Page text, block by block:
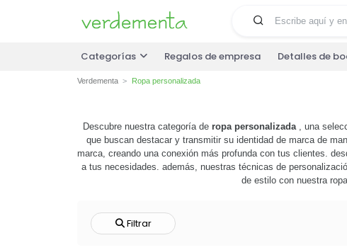
Categorías Regalos de empresa Detalles de
Verdementa Ropa personalizada
Descubre nuestra categoría de ropa personalizada, una
que buscan destacar y transmitir su identidad de marca de
marca, creando una conexión más profunda con tus clientes.
a tus necesidades. además, nuestras técnicas de
de estilo con nuestra
Filtrar